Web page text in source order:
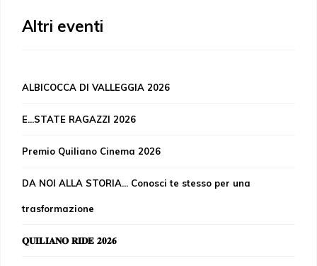
Altri eventi
ALBICOCCA DI VALLEGGIA 2026
E...STATE RAGAZZI 2026
Premio Quiliano Cinema 2026
DA NOI ALLA STORIA... Conosci te stesso per una
trasformazione
𝐐𝐔𝐈𝐋𝐈𝐀𝐍𝐎 𝐑𝐈𝐃𝐄 𝟐𝟎𝟐𝟔